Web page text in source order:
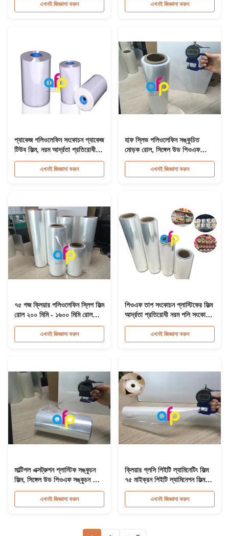
এখনই জিজ্ঞাসা করুন এখনই জিজ্ঞাসা করুন
প্যাকেজ পলিওলেফিন সংকোচন প্যাকেজ
টিউব ফিল্ম, নরম আর্দ্রতা প্রতিরোধী
কেন্দ্রের ভাঁজ সংকোচন ফিল্ম
এখনই জিজ্ঞাসা করুন
হাফ স্লিভ পলিওলেফিন সঙ্কুচিত
মোড়ক রোল, সিঙ্গেল উড পিওএফ
প্লাস্টিক ফিল্ম
এখনই জিজ্ঞাসা করুন
৭৫ গজ ক্লিয়ার পলিওলেফিন স্লিপ ফিল্ম
রোল ২০০ মিমি - ১৬০০ মিমি রোল
ওয়াইড
এখনই জিজ্ঞাসা করুন
পিওএফ তাপ সংকোচন প্লাস্টিকের ফিল্ম
আর্দ্রতা প্রতিরোধী নরম পলি সংকোচন
ফিল্ম
এখনই জিজ্ঞাসা করুন
মাল্টিপল এক্সট্রুশন প্লাস্টিক সঙ্কুচন
ফিল্ম, সিঙ্গেল উড পিওএফ সঙ্কুচন ফিল্ম
রোল ৩০ মাইক্রন
এখনই জিজ্ঞাসা করুন
ক্লিয়ার গ্লসি পিইটি ল্যামিনেটিং ফিল্ম
৭৫ মাইক্রন পিইটি ল্যামিনেশন ফিল্ম
রোল
এখনই জিজ্ঞাসা করুন